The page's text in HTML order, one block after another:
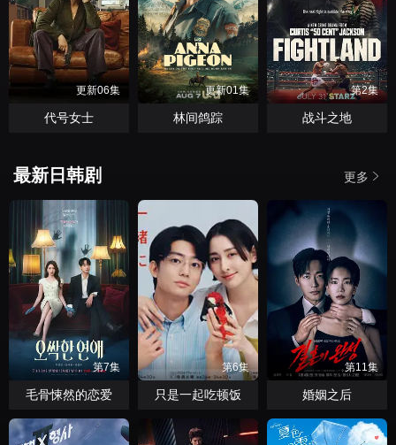
更新06集
代号女士
更新01集
林间鸽踪
第2集
战斗之地
更多
最新日韩剧
第7集
毛骨悚然的恋爱
第6集
只是一起吃顿饭
第11集
婚姻之后